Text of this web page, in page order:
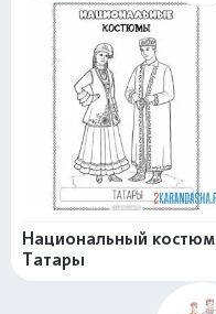
Национальный костюм
Татары